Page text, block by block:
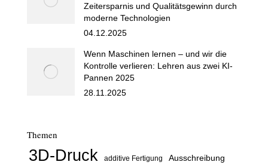
Zeitersparnis und Qualitätsgewinn durch
moderne Technologien
04.12.2025
Wenn Maschinen lernen – und wir die
Kontrolle verlieren: Lehren aus zwei KI-
Pannen 2025
28.11.2025
Themen
3D-Druck additive Fertigung Ausschreibung